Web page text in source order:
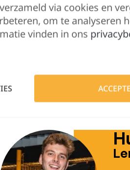
Beschrijving
100% katoen.
via cookies en
om te analyseren
vinden in ons